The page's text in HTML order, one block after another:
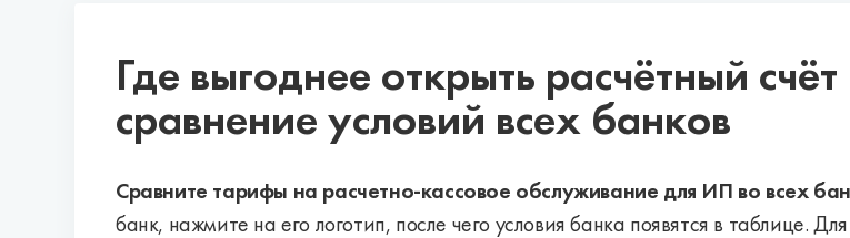
Где выгоднее открыть расчётный
сравнение условий всех банков
Сравните тарифы на расчетно-кассовое обслуживание для ИП во всех
банк, нажмите на его логотип, после чего условия банка появятся в таблице.